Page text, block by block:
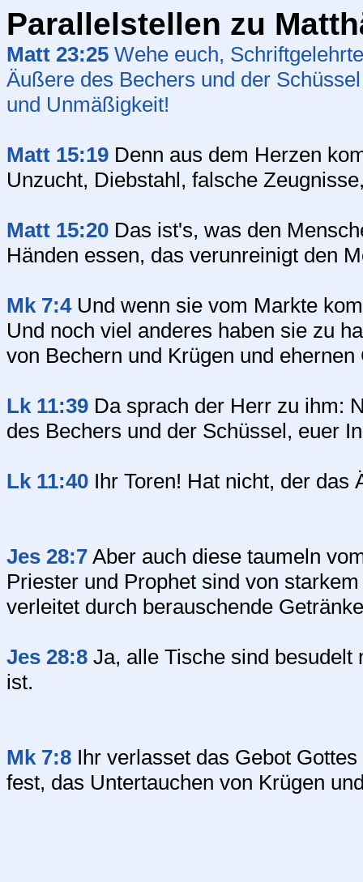
Parallelstellen zu
Matt 23:25 Wehe euch,
Äußere des Bechers und der
und Unmäßigkeit!
Matt 15:19 Denn aus dem Herzen
Unzucht, Diebstahl, falsche
Matt 15:20 Das ist's, was den
Händen essen, das verunreinigt den
Mk 7:4Und wenn sie vom Markte
Und noch viel anderes haben sie zu
von Bechern und Krügen und
Lk 11:39 Da sprach der Herr zu ihm:
des Bechers und der Schüssel, euer
Lk 11:40 Ihr Toren! Hat nicht, der das
Jes 28:7 Aber auch diese taumeln
Priester und Prophet sind von
verleitet durch berauschende
Jes 28:8 Ja, alle Tische sind
ist.
Mk 7:8 Ihr verlasset das Gebot
fest, das Untertauchen von Krügen